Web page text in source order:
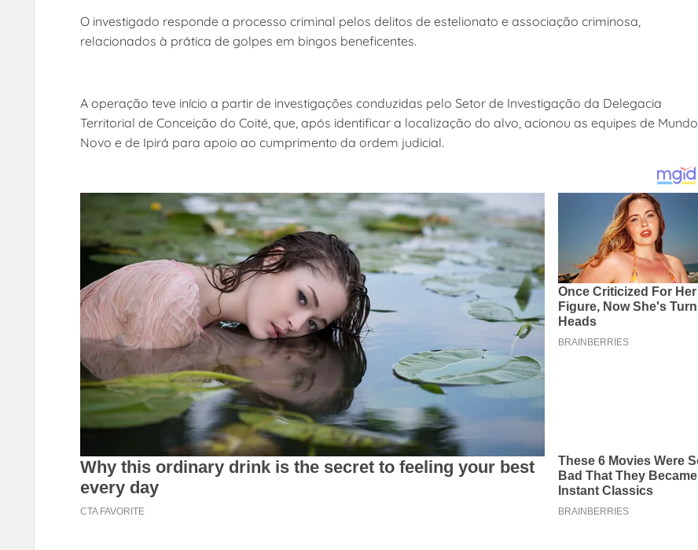
O investigado responde a processo criminal pelos delitos de estelionato e associação criminosa,
relacionados à prática de golpes em bingos beneficentes.
A operação teve início a partir de investigações conduzidas pelo Setor de Investigação da Delegacia
Territorial de Conceição do Coité, que, após identificar a localização do alvo, acionou as equipes de Mundo
Novo e de Ipirá para apoio ao cumprimento da ordem judicial.